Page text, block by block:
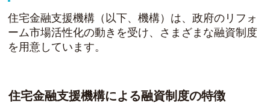
住宅金融支援機構（以下、機構）は、政府のリフォ
ーム市場活性化の動きを受け、さまざまな融資制度
を用意しています。
住宅金融支援機構による融資制度の特徴